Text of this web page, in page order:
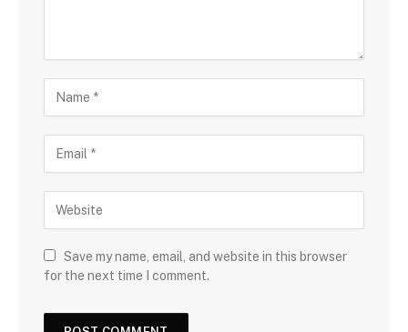
Save my name, email, and website in this browser
for the next time I comment.